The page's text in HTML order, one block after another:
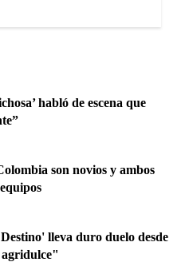
habló de escena que
son novios y ambos
lleva duro duelo desde